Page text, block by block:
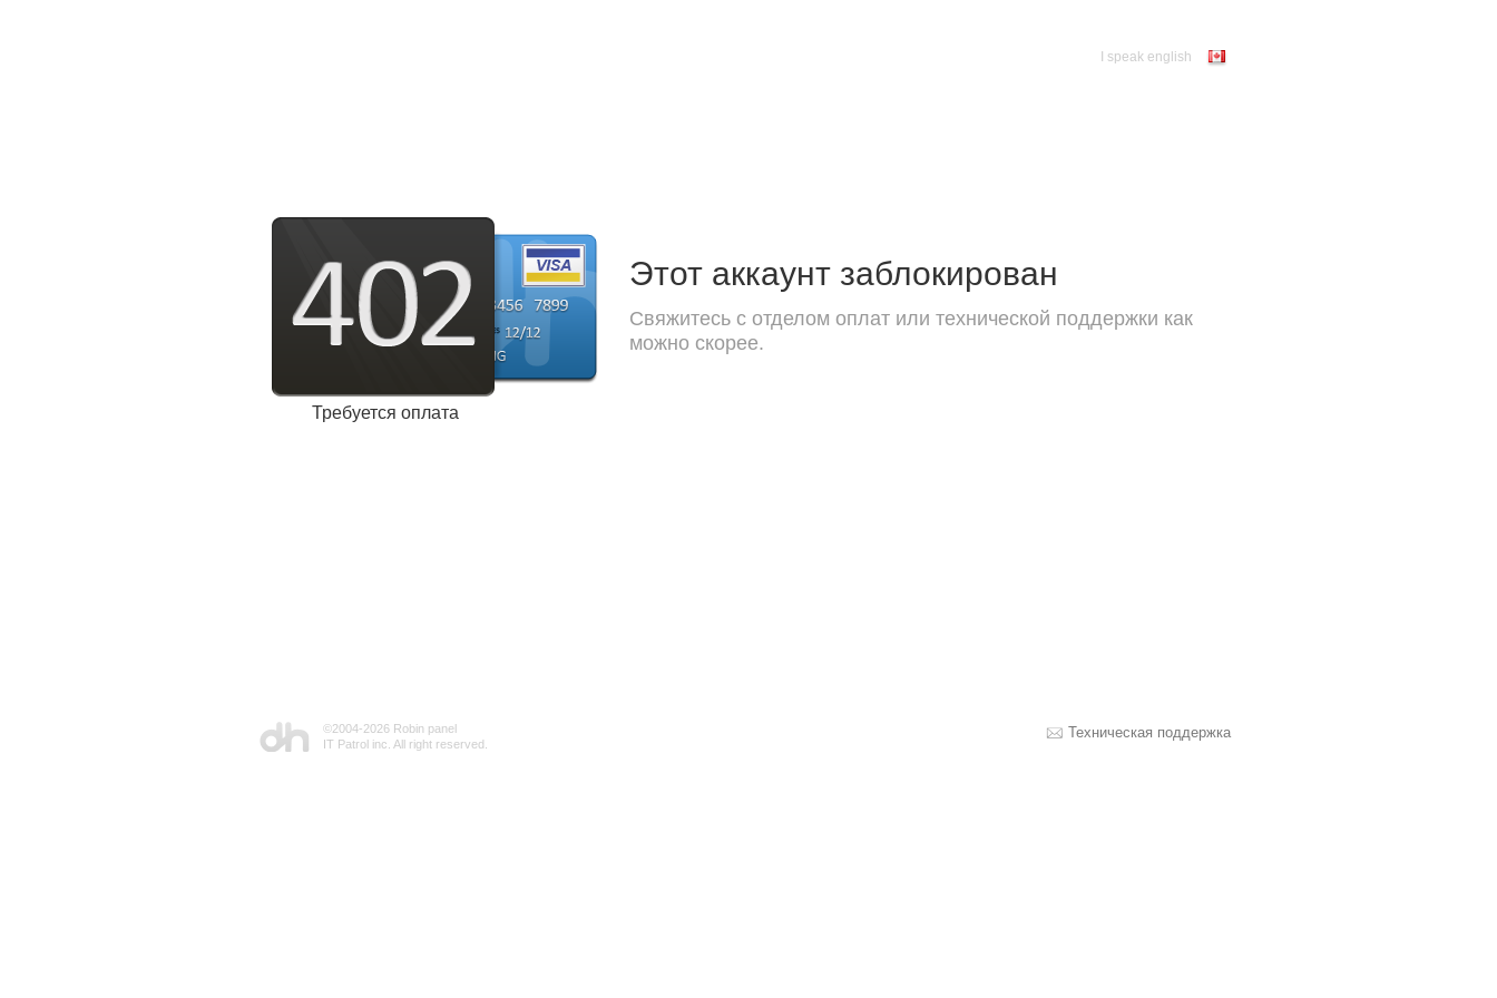
I speak english
Требуется оплата
Этот аккаунт заблокирован
Свяжитесь с отделом оплат или технической поддержки как
можно скорее.
Техническая поддержка
©2004-2026 Robin panel
IT Patrol inc. All right reserved.